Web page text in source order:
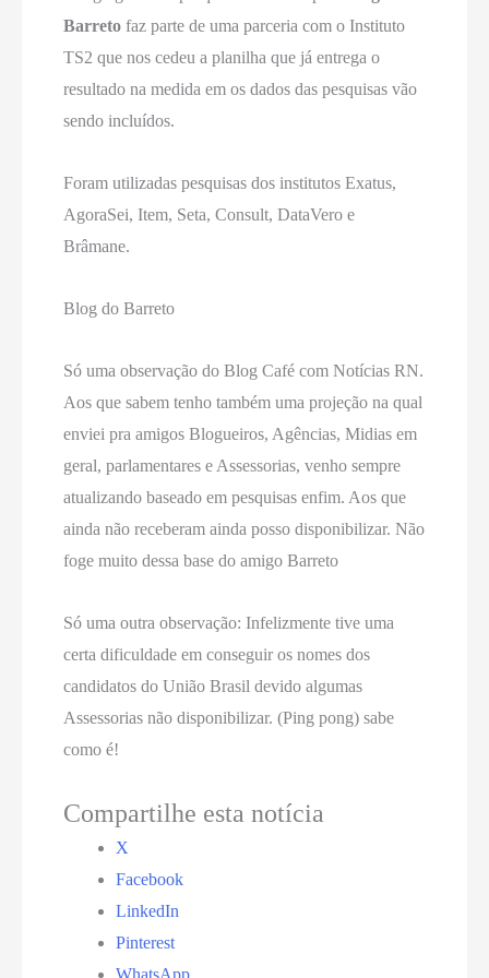
Barreto faz parte de uma parceria com o Instituto
TS2 que nos cedeu a planilha que já entrega o
resultado na medida em os dados das pesquisas vão
sendo incluídos.
Foram utilizadas pesquisas dos institutos Exatus,
AgoraSei, Item, Seta, Consult, DataVero e
Brâmane.
Blog do Barreto
Só uma observação do Blog Café com Notícias RN.
Aos que sabem tenho também uma projeção na qual
enviei pra amigos Blogueiros, Agências, Midias em
geral, parlamentares e Assessorias, venho sempre
atualizando baseado em pesquisas enfim. Aos que
ainda não receberam ainda posso disponibilizar. Não
foge muito dessa base do amigo Barreto
Só uma outra observação: Infelizmente tive uma
certa dificuldade em conseguir os nomes dos
candidatos do União Brasil devido algumas
Assessorias não disponibilizar. (Ping pong) sabe
como é!
Compartilhe esta notícia
X
Facebook
LinkedIn
Pinterest
WhatsApp